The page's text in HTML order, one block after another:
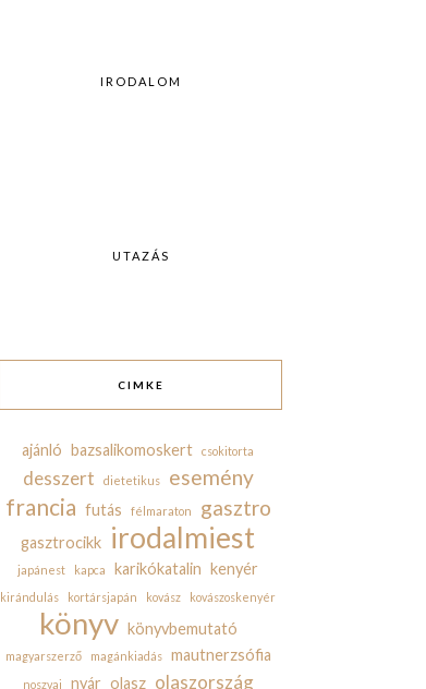
IRODALOM
UTAZÁS
CIMKE
ajánló bazsalikomoskert csokitorta
desszert dietetikus esemény
francia futás félmaraton gasztro
gasztrocikk irodalmiest
japánest kapca karikókatalin kenyér
kirándulás kortársjapán kovász kovászoskenyér
könyv könyvbemutató
magyarszerző magánkiadás mautnerzsófia
noszvaj nyár olasz olaszország